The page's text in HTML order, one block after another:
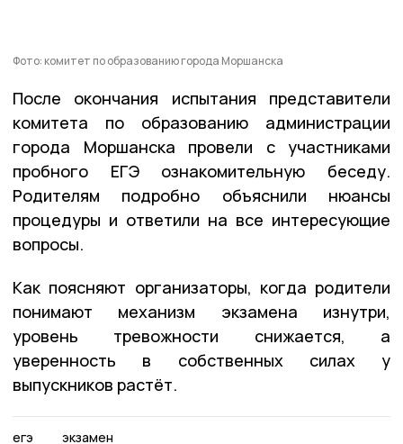
Фото: комитет по образованию города Моршанска
После окончания испытания представители
комитета по образованию администрации
города Моршанска провели с участниками
пробного ЕГЭ ознакомительную беседу.
Родителям подробно объяснили нюансы
процедуры и ответили на все интересующие
вопросы.
Как поясняют организаторы, когда родители
понимают механизм экзамена изнутри,
уровень тревожности снижается, а
уверенность в собственных силах у
выпускников растёт.
егэ экзамен